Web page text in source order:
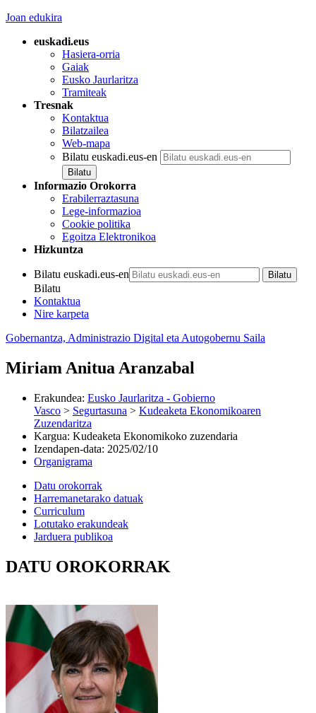
Joan edukira
euskadi.eus
Hasiera-orria
Gaiak
Eusko Jaurlaritza
Tramiteak
Tresnak
Kontaktua
Bilatzailea
Web-mapa
Bilatu euskadi.eus-en
Informazio Orokorra
Erabilerraztasuna
Lege-informazioa
Cookie politika
Egoitza Elektronikoa
Hizkuntza
Bilatu euskadi.eus-en
Bilatu
Kontaktua
Nire karpeta
Gobernantza, Administrazio Digital eta Autogobernu Saila
Miriam Anitua Aranzabal
Erakundea: Eusko Jaurlaritza - Gobierno
Vasco > Segurtasuna > Kudeaketa Ekonomikoaren
Zuzendaritza
Kargua: Kudeaketa Ekonomikoko zuzendaria
Izendapen-data: 2025/02/10
Organigrama
Datu orokorrak
Harremanetarako datuak
Curriculum
Lotutako erakundeak
Jarduera publikoa
DATU OROKORRAK